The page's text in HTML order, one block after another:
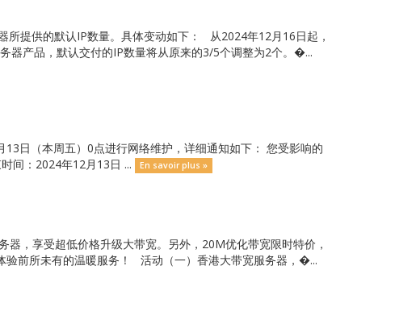
提供的默认IP数量。具体变动如下： 从2024年12月16日起，
器产品，默认交付的IP数量将从原来的3/5个调整为2个。�...
日（本周五）0点进行网络维护，详细通知如下： 您受影响的
：2024年12月13日 ...
En savoir plus »
，享受超低价格升级大带宽。另外，20M优化带宽限时特价，
前所未有的温暖服务！ 活动（一）香港大带宽服务器，�...